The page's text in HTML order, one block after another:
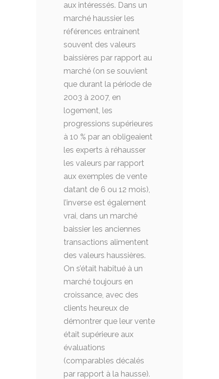
aux intéressés. Dans un
marché haussier les
références entrainent
souvent des valeurs
baissières par rapport au
marché (on se souvient
que durant la période de
2003 à 2007, en
logement, les
progressions supérieures
à 10 % par an obligeaient
les experts à réhausser
les valeurs par rapport
aux exemples de vente
datant de 6 ou 12 mois),
l’inverse est également
vrai, dans un marché
baissier les anciennes
transactions alimentent
des valeurs haussières.
On s’était habitué à un
marché toujours en
croissance, avec des
clients heureux de
démontrer que leur vente
était supérieure aux
évaluations
(comparables décalés
par rapport à la hausse).